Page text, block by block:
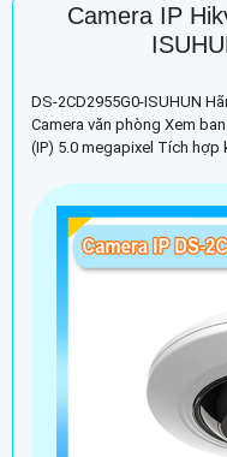
Camera IP
DS-2CD2955G0-ISUHUN
Camera văn phòng Xem
(IP) 5.0 megapixel Tích hợp